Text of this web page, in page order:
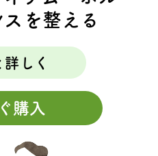
を整える
詳しく
購入